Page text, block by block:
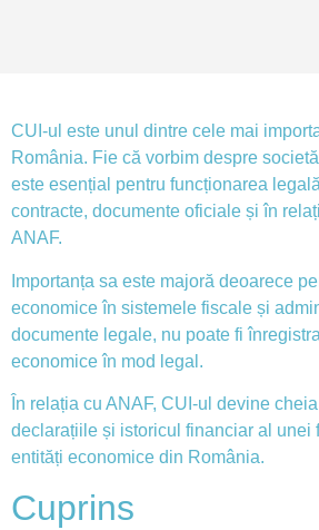
CUI-ul este unul dintre cele mai
România. Fie că vorbim despre
este esențial pentru funcționarea
contracte, documente oficiale și în
ANAF.
Importanța sa este majoră deoarece
economice în sistemele fiscale și
documente legale, nu poate fi
economice în mod legal.
În relația cu ANAF, CUI-ul devine
declarațiile și istoricul financiar al unei
entități economice din România.
Cuprins